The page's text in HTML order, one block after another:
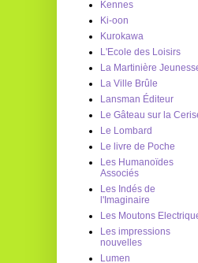
Kennes
Ki-oon
Kurokawa
L'Ecole des Loisirs
La Martinière
La Ville Brûle
Lansman Éditeur
Le Gâteau sur la
Le Lombard
Le livre de Poche
Les Humanoïdes
Associés
Les Indés de
l'Imaginaire
Les Moutons
Les impressions
nouvelles
Lumen